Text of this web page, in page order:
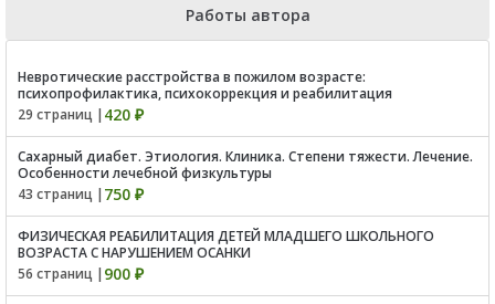
Работы автора
Невротические расстройства в пожилом возрасте:
психопрофилактика, психокоррекция и реабилитация
29 страниц | 420 ₽
Сахарный диабет. Этиология. Клиника. Степени тяжести. Лечение.
Особенности лечебной физкультуры
43 страниц | 750 ₽
ФИЗИЧЕСКАЯ РЕАБИЛИТАЦИЯ ДЕТЕЙ МЛАДШЕГО ШКОЛЬНОГО
ВОЗРАСТА С НАРУШЕНИЕМ ОСАНКИ
56 страниц | 900 ₽